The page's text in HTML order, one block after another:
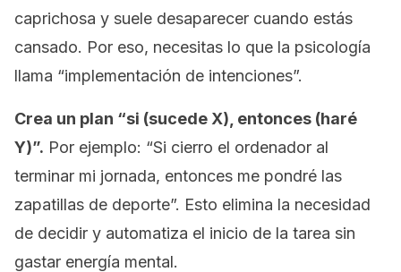
caprichosa y suele desaparecer cuando estás
cansado. Por eso, necesitas lo que la psicología
llama “implementación de intenciones”.
Crea un plan “si (sucede X), entonces (haré
Y)”. Por ejemplo: “Si cierro el ordenador al
terminar mi jornada, entonces me pondré las
zapatillas de deporte”. Esto elimina la necesidad
de decidir y automatiza el inicio de la tarea sin
gastar energía mental.